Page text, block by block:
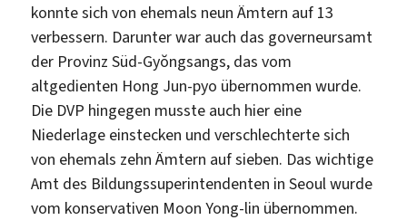
konnte sich von ehemals neun Ämtern auf 13
verbessern. Darunter war auch das governeursamt
der Provinz Süd-Gyŏngsangs, das vom
altgedienten Hong Jun-pyo übernommen wurde.
Die DVP hingegen musste auch hier eine
Niederlage einstecken und verschlechterte sich
von ehemals zehn Ämtern auf sieben. Das wichtige
Amt des Bildungssuperintendenten in Seoul wurde
vom konservativen Moon Yong-lin übernommen.